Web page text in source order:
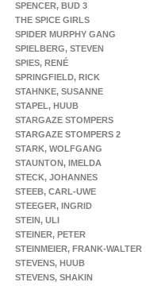
SPENCER, BUD 3
THE SPICE GIRLS
SPIDER MURPHY GANG
SPIELBERG, STEVEN
SPIES, RENÉ
SPRINGFIELD, RICK
STAHNKE, SUSANNE
STAPEL, HUUB
STARGAZE STOMPERS
STARGAZE STOMPERS 2
STARK, WOLFGANG
STAUNTON, IMELDA
STECK, JOHANNES
STEEB, CARL-UWE
STEEGER, INGRID
STEIN, ULI
STEINER, PETER
STEINMEIER, FRANK-WALTER
STEVENS, HUUB
STEVENS, SHAKIN